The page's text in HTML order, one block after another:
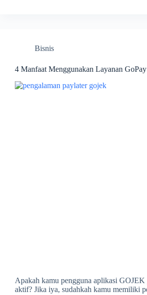
Bisnis
4 Manfaat Menggunakan Layanan
Apakah kamu pengguna aplikasi GOJEK
aktif? Jika iya, sudahkah kamu memiliki